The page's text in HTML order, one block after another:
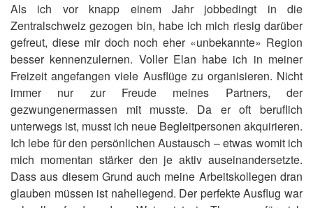
Als ich vor knapp einem Jahr jobbedingt in die
Zentralschweiz gezogen bin, habe ich mich riesig darüber
gefreut, diese mir doch noch eher «unbekannte» Region
besser kennenzulernen. Voller Elan habe ich in meiner
Freizeit angefangen viele Ausflüge zu organisieren. Nicht
immer nur zur Freude meines Partners, der
gezwungenermassen mit musste. Da er oft beruflich
unterwegs ist, musst ich neue Begleitpersonen akquirieren.
Ich lebe für den persönlichen Austausch – etwas womit ich
mich momentan stärker den je aktiv auseinandersetzte.
Dass aus diesem Grund auch meine Arbeitskollegen dran
glauben müssen ist naheliegend. Der perfekte Ausflug war